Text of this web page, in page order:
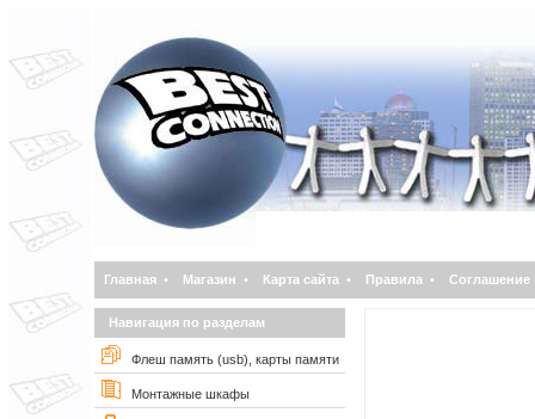
Главная • Магазин • Карта сайта • Правила • Соглашение
Навигация по разделам
Флеш память (usb), карты памяти
Монтажные шкафы